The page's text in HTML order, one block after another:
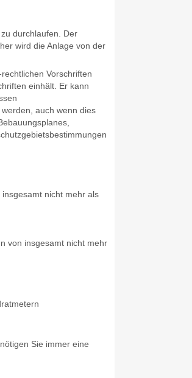
durchlaufen. Der
wird die Anlage von der
Vorschriften
einhält. Er kann
auch wenn dies
nicht mehr als
von insgesamt nicht mehr
Sie immer eine